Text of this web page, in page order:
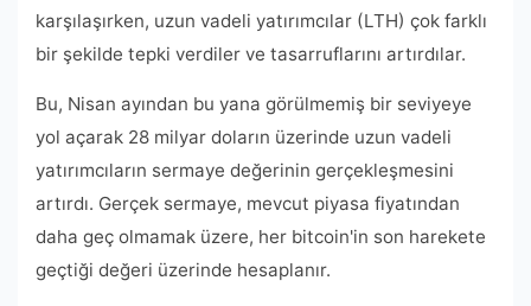
karşılaşırken, uzun vadeli yatırımcılar (LTH) çok farklı
bir şekilde tepki verdiler ve tasarruflarını artırdılar.
Bu, Nisan ayından bu yana görülmemiş bir seviyeye
yol açarak 28 milyar doların üzerinde uzun vadeli
yatırımcıların sermaye değerinin gerçekleşmesini
artırdı. Gerçek sermaye, mevcut piyasa fiyatından
daha geç olmamak üzere, her bitcoin'in son harekete
geçtiği değeri üzerinde hesaplanır.